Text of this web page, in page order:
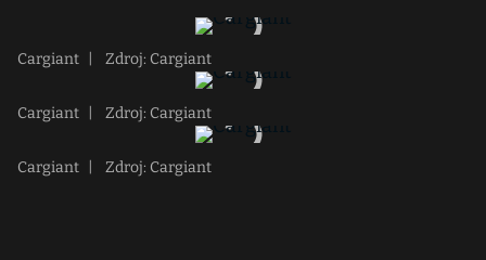
Cargiant Zdroj: Cargiant
Cargiant Zdroj: Cargiant
Cargiant Zdroj: Cargiant